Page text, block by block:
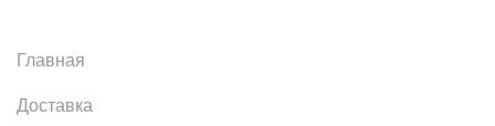
Главная
Доставка